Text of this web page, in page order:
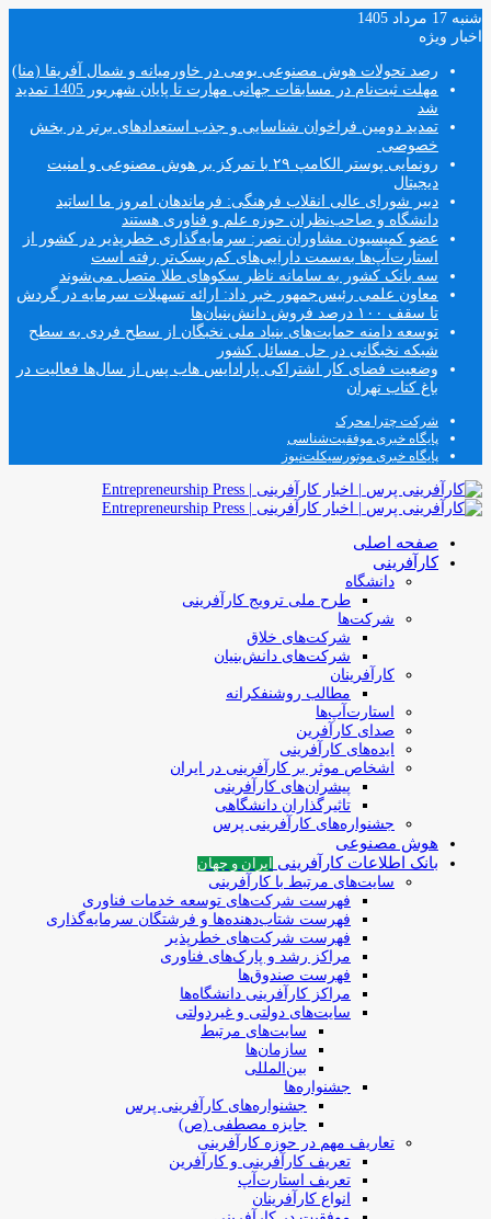
شنبه 17 مرداد 1405
اخبار ویژه
رصد تحولات هوش مصنوعی بومی در خاورمیانه و شمال آفریقا (منا)
مهلت ثبت‌نام در مسابقات جهانی مهارت تا پایان شهریور 1405 تمدید
شد
تمدید دومین فراخوان شناسایی و جذب استعدادهای برتر در بخش
خصوصی
رونمایی پوستر الکامپ ۲۹ با تمرکز بر هوش مصنوعی و امنیت
دیجیتال
دبیر شورای عالی انقلاب فرهنگی: فرماندهان امروز ما اساتید
دانشگاه و صاحب‌نظران حوزه علم و فناوری هستند
عضو کمیسیون مشاوران نصر: سرمایه‌گذاری خطرپذیر در کشور از
استارت‌آپ‌ها به‌سمت دارایی‌های کم‌ریسک‌تر رفته است
سه بانک کشور به سامانه ناظر سکوهای طلا متصل می‌شوند
معاون علمی رئیس‌جمهور خبر داد: ارائه تسهیلات سرمایه در گردش
تا سقف ۱۰۰ درصد فروش دانش‌بنیان‌ها
توسعه دامنه حمایت‌های بنیاد ملی نخبگان از سطح فردی به سطح
شبکه نخبگانی در حل مسائل کشور
وضعیت فضای کار اشتراکی پارادایس هاب پس از سال‌ها فعالیت در
باغ کتاب تهران
شرکت چترا محرک
پایگاه خبری موفقیت‌شناسی
پایگاه خبری موتورسیکلت‌نیوز
صفحه اصلی
کارآفرینی
دانشگاه
طرح ملی ترویج کارآفرینی
شرکت‌ها
شرکت‌های خلاق
شرکت‌های دانش‌بنیان
کارآفرینان
مطالب روشنفکرانه
استارت‌آپ‌ها
صدای کارآفرین
ایده‌های کارآفرینی
اشخاص موثر بر کارآفرینی در ایران
پیشران‌های کارآفرینی
تاثیرگذاران دانشگاهی
جشنواره‌های کارآفرینی‌ پرس
هوش مصنوعی
بانک اطلاعات کارآفرینی
ایران و جهان
سایت‌های مرتبط با کارآفرینی
فهرست شرکت‌های‌‌ توسعه‌ خدمات فناوری
فهرست شتاب‌دهنده‌ها‌ و فرشتگان‌ سرمایه‌گذاری
فهرست شرکت‌های خطرپذیر
مراکز رشد و پارک‌های فناوری
فهرست صندوق‌ها
مراکز کارآفرینی دانشگاه‌ها
سایت‌های دولتی و غیردولتی
سایت‌های مرتبط
سازمان‌ها
بین‌المللی
جشنواره‌ها
جشنواره‌های کارآفرینی‌ پرس
جایزه مصطفی (ص)
تعاریف مهم در حوزه کارآفرینی
تعریف کارآفرینی و کارآفرین
تعریف استارت‌آپ
انواع کارآفرینان